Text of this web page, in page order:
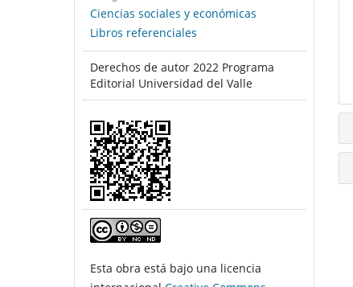
Ciencias sociales y económicas
Libros referenciales
Derechos de autor 2022 Programa
Editorial Universidad del Valle
Esta obra está bajo una licencia